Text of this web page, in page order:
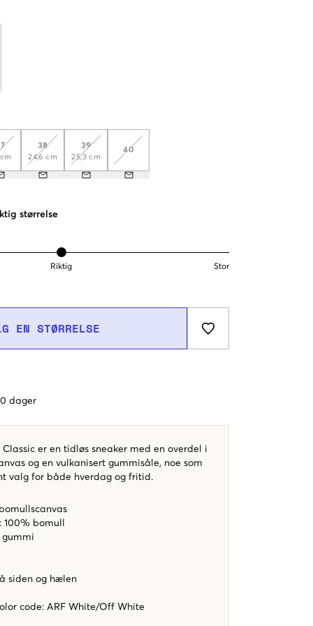
38
24,6 cm
39
25,3 cm
40
størrelse
Riktig Stor
EN STØRRELSE
dager
er en tidløs sneaker med en overdel i
og en vulkanisert gummisåle, noe som
valg for både hverdag og fritid.
100% bomull
gummi
siden og hælen
code: ARF White/Off White